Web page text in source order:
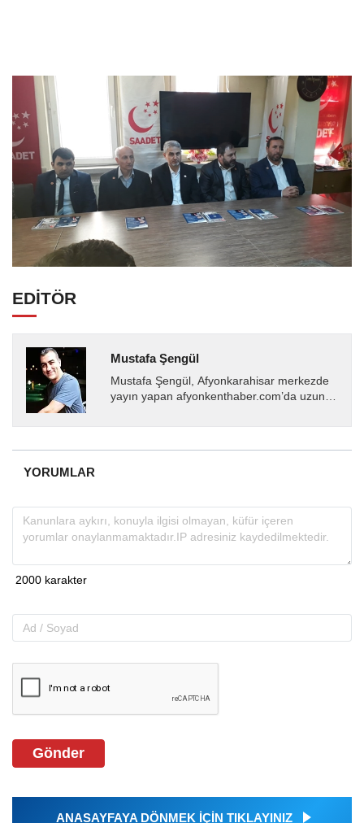
EDİTÖR
Mustafa Şengül
Mustafa Şengül, Afyonkarahisar merkezde
yayın yapan afyonkenthaber.com’da uzun
almakta, haber akışı...
YORUMLAR
Gönder
ANASAYFAYA DÖNMEK İÇİN TIKLAYINIZ